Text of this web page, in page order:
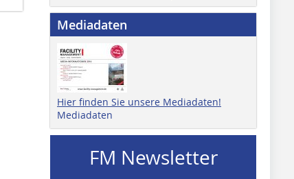
Mediadaten
Hier finden Sie unsere Mediadaten!
Mediadaten
FM Newsletter